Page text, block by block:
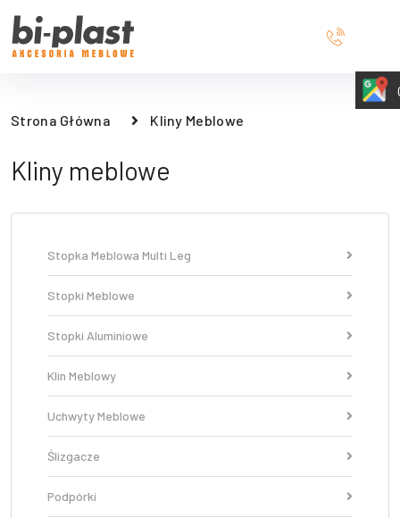
Strona Główna Kliny Meblowe
Kliny meblowe
Stopka Meblowa Multi Leg
Stopki Meblowe
Stopki Aluminiowe
Klin Meblowy
Uchwyty Meblowe
Ślizgacze
Podpórki